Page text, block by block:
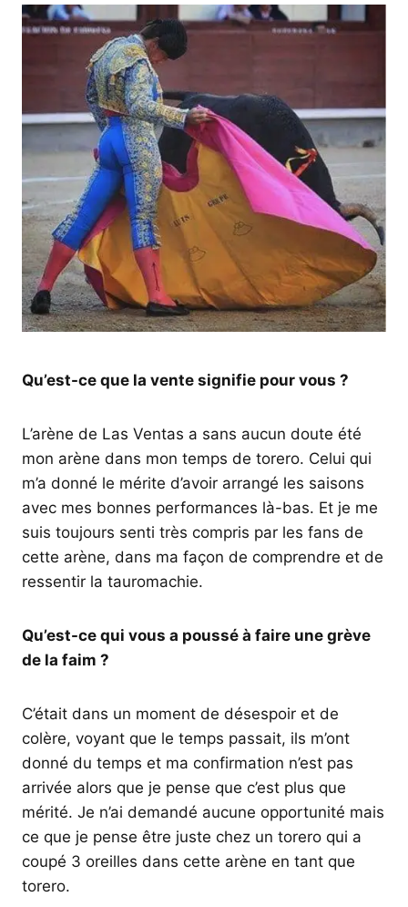
Qu’est-ce que la vente signifie pour vous ?
L’arène de Las Ventas a sans aucun doute été
mon arène dans mon temps de torero. Celui qui
m’a donné le mérite d’avoir arrangé les saisons
avec mes bonnes performances là-bas. Et je me
suis toujours senti très compris par les fans de
cette arène, dans ma façon de comprendre et de
ressentir la tauromachie.
Qu’est-ce qui vous a poussé à faire une grève
de la faim ?
C’était dans un moment de désespoir et de
colère, voyant que le temps passait, ils m’ont
donné du temps et ma confirmation n’est pas
arrivée alors que je pense que c’est plus que
mérité. Je n’ai demandé aucune opportunité mais
ce que je pense être juste chez un torero qui a
coupé 3 oreilles dans cette arène en tant que
torero.